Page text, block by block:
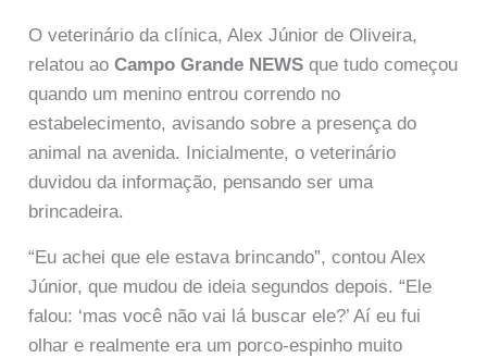
O veterinário da clínica, Alex Júnior de Oliveira,
relatou aoCampo Grande NEWS que tudo começou
quando um menino entrou correndo no
estabelecimento, avisando sobre a presença do
animal na avenida. Inicialmente, o veterinário
duvidou da informação, pensando ser uma
brincadeira.
“Eu achei que ele estava brincando”, contou Alex
Júnior, que mudou de ideia segundos depois. “Ele
falou: ‘mas você não vai lá buscar ele?’ Aí eu fui
olhar e realmente era um porco-espinho muito